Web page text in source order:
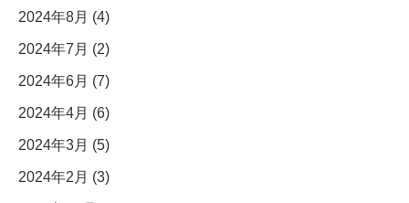
2024年8月 (4)
2024年7月 (2)
2024年6月 (7)
2024年4月 (6)
2024年3月 (5)
2024年2月 (3)